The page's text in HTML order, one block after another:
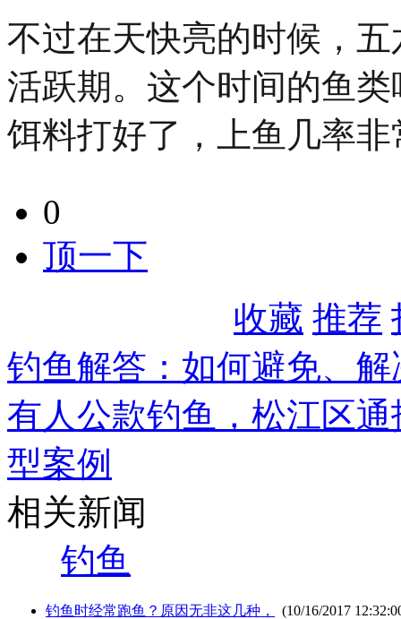
不过在天快亮的时候，
活跃期。这个时间的鱼
饵料打好了，上鱼几率非
0
顶一下
收藏 推荐
钓鱼解答：如何避免、
有人公款钓鱼，松江区
型案例
相关新闻
钓鱼
钓鱼时经常跑鱼？原因无非这几种，
(10/16/2017